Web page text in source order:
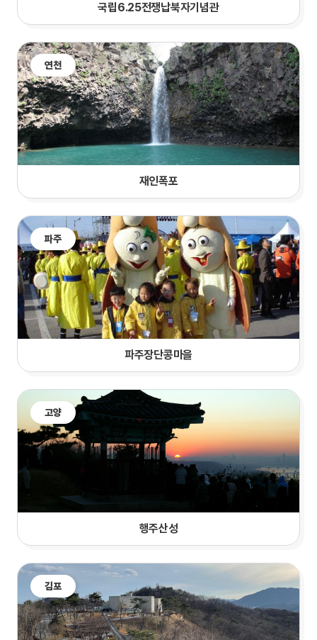
국립6.25전쟁납북자기념관
연천
재인폭포
파주
파주장단콩마을
고양
행주산성
김포